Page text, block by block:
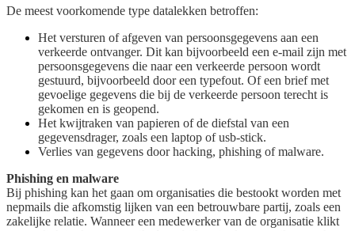
De meest voorkomende type datalekken betroffen:
Het versturen of afgeven van persoonsgegevens aan een
verkeerde ontvanger. Dit kan bijvoorbeeld een e-mail zijn met
persoonsgegevens die naar een verkeerde persoon wordt
gestuurd, bijvoorbeeld door een typefout. Of een brief met
gevoelige gegevens die bij de verkeerde persoon terecht is
gekomen en is geopend.
Het kwijtraken van papieren of de diefstal van een
gegevensdrager, zoals een laptop of usb-stick.
Verlies van gegevens door hacking, phishing of malware.
Phishing en malware
Bij phishing kan het gaan om organisaties die bestookt worden met
nepmails die afkomstig lijken van een betrouwbare partij, zoals een
zakelijke relatie. Wanneer een medewerker van de organisatie klikt